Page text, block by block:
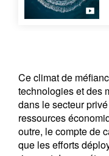
Ce climat de
technologies et des
dans le secteur
ressources
outre, le compte de
que les efforts